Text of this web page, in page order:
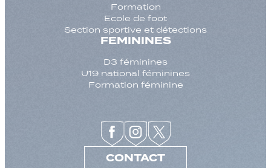
Formation
Ecole de foot
Section sportive et détections
FEMININES
D3 féminines
U19 national féminines
Formation féminine
CONTACT